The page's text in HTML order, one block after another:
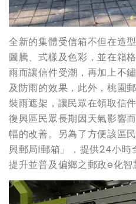
全新的集體受信箱不但在造
圖騰、式樣及色彩，並在箱
雨而讓信件受潮，再加上不
及防雨的效果，此外，桃園
裝雨遮架，讓民眾在領取信
復興區民眾長期因天氣影響
幅的改善。另為了方便該區
興郵局i郵箱」，提供24小時
提升並普及偏鄉之郵政e化智